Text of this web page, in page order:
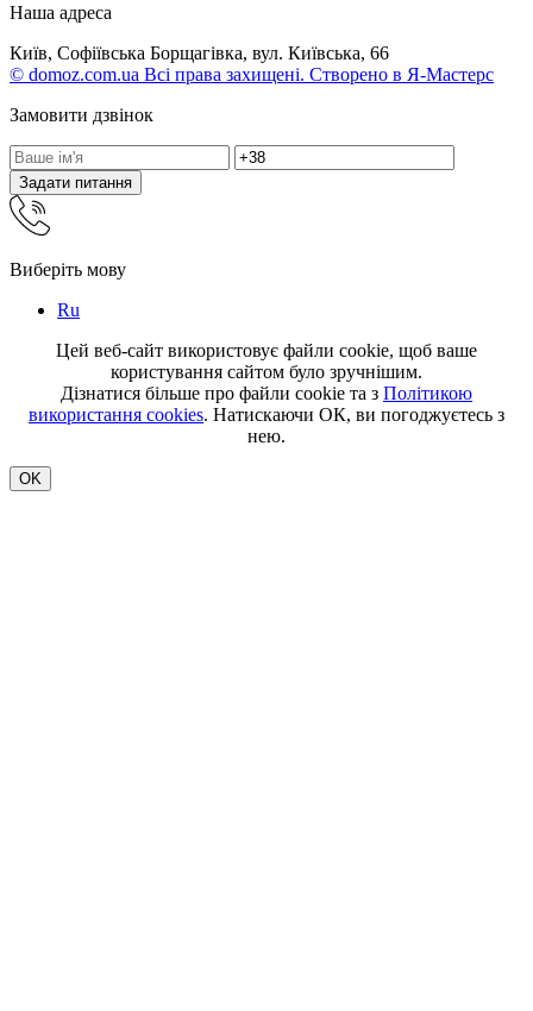
Наша адреса
Київ, Софіївська Борщагівка, вул. Київська, 66
© domoz.com.ua Всі права захищені. Створено в Я-Мастерс
Замовити дзвінок
Задати питання
Виберіть мову
Ru
Цей веб-сайт використовує файли cookie, щоб ваше
користування сайтом було зручнішим.
Дізнатися більше про файли cookie та з Політикою
використання cookies. Натискаючи ОК, ви погоджуєтесь з
нею.
OK